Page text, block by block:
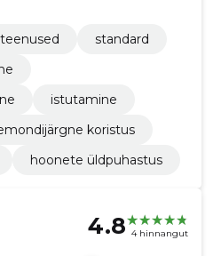
standard
istutamine
koristus
hoonete üldpuhastus
4.8 4 hinnangut